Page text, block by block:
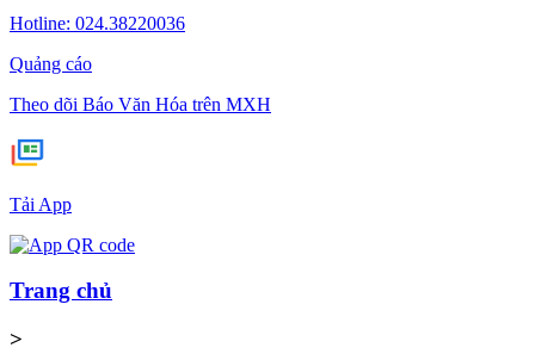
Hotline: 024.38220036
Quảng cáo
Theo dõi Báo Văn Hóa trên MXH
Tải App
Trang chủ
>